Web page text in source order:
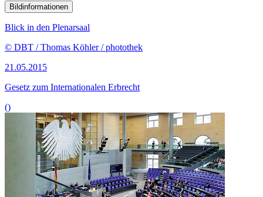
Bildinformationen
Blick in den Plenarsaal
© DBT / Thomas Köhler / photothek
21.05.2015
Gesetz zum Internationalen Erbrecht
()